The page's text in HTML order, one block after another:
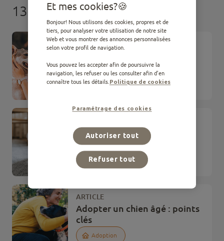
13 résultats
ARTICLE
quoi s’attendre
Adoption
Gérer l’arrivée d’un chien ou
chiot chez vous
Adoption
ARTICLE
Adopter un chien âgé : points
clés
Adoption
Et mes cookies?
Bonjour! Nous utilisons des cookies, propres et de
tiers, pour analyser votre utilisation de notre site
Web et vous montrer des annonces personnalisées
selon votre profil de navigation.
Vous pouvez les accepter afin de poursuivre la
navigation, les refuser ou les consulter afin d'en
connaître tous les détails.Politique de cookies
Paramétrage des cookies
Refuser tout
Autoriser tout